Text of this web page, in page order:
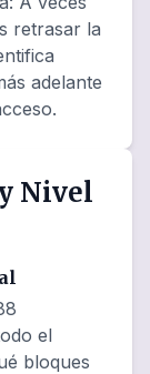
retrasar la
adelante
Nivel
el
bloques